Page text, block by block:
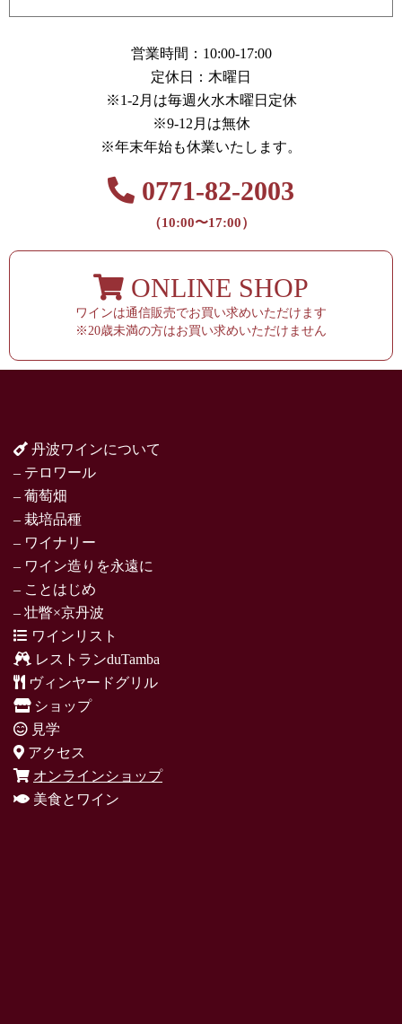
営業時間：10:00-17:00
定休日：木曜日
※1-2月は毎週火水木曜日定休
※9-12月は無休
※年末年始も休業いたします。
0771-82-2003
（10:00〜17:00）
ONLINE SHOP
ワインは通信販売でお買い求めいただけます
※20歳未満の方はお買い求めいただけません
丹波ワインについて
– テロワール
– 葡萄畑
– 栽培品種
– ワイナリー
– ワイン造りを永遠に
– ことはじめ
– 壮瞥×京丹波
ワインリスト
レストランduTamba
ヴィンヤードグリル
ショップ
見学
アクセス
オンラインショップ
美食とワイン